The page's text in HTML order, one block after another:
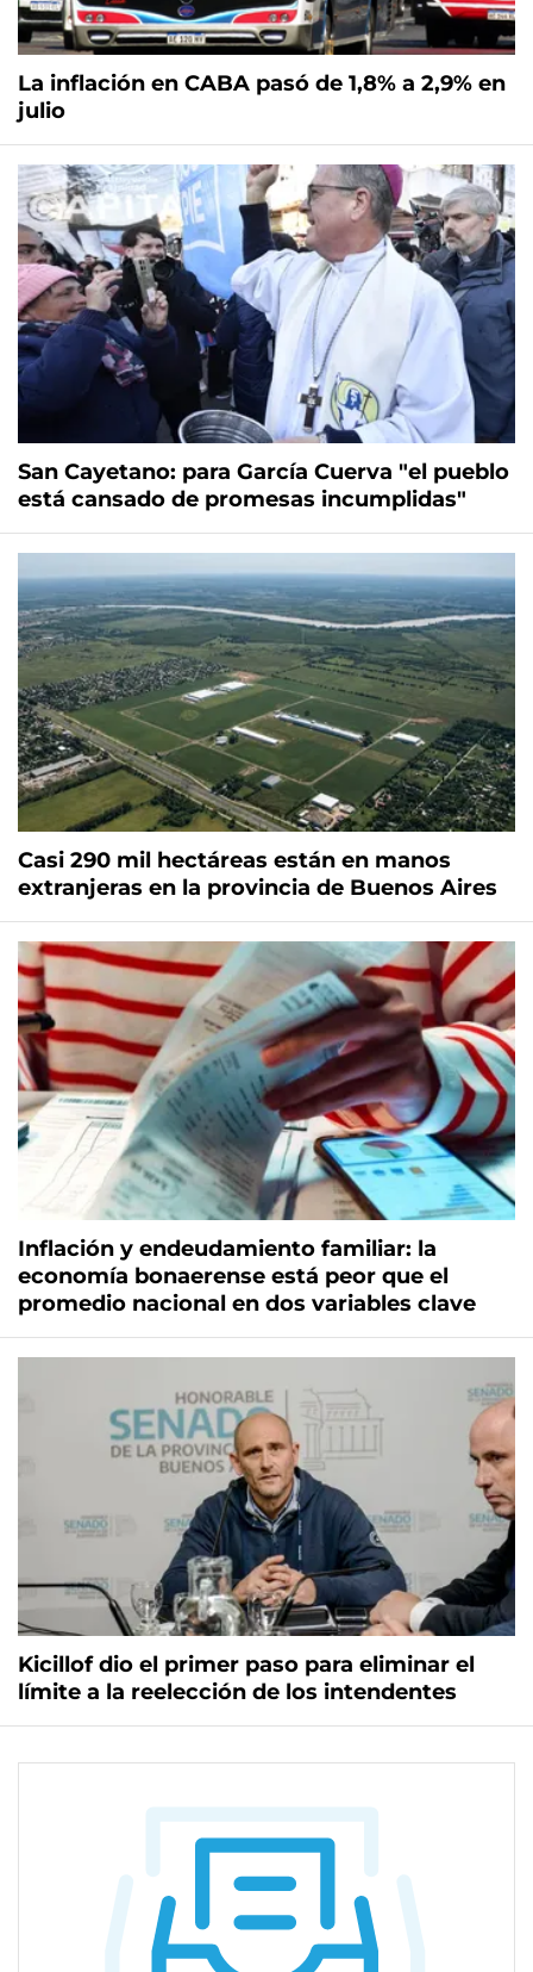
La inflación en CABA pasó de 1,8% a 2,9% en
julio
San Cayetano: para García Cuerva "el pueblo
está cansado de promesas incumplidas"
Casi 290 mil hectáreas están en manos
extranjeras en la provincia de Buenos Aires
Inflación y endeudamiento familiar: la
economía bonaerense está peor que el
promedio nacional en dos variables clave
Kicillof dio el primer paso para eliminar el
límite a la reelección de los intendentes